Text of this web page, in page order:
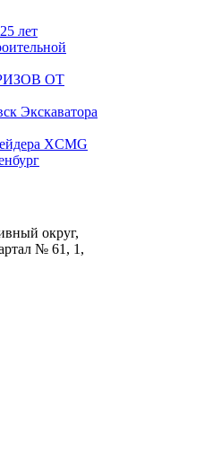
лет
ОТ
Экскаватора
XCMG
округ,
№ 61, 1,